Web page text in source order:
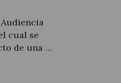
cual se
de una …